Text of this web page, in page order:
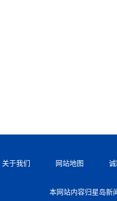
关于我们 网站地图
本网站内容归星岛新